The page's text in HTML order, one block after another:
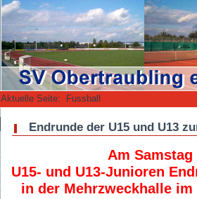
Aktuelle Seite: Fussball
Endrunde der U15 und U13
Am
U15- und U13-Junioren
in der Mehrzweckhalle